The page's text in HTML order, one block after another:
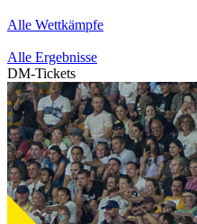
Alle Wettkämpfe
Alle Ergebnisse
DM-Tickets